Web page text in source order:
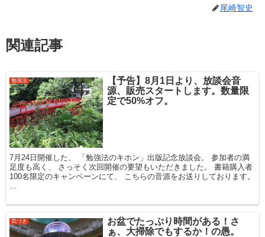
尾崎智史
関連記事
勉強法
【予告】8月1日より、放談会音
源、販売スタートします。数量限
定で50%オフ。
7月24日開催した、 「勉強法のキホン」出版記念放談会。 参加者の満
足度も高く、 さっそく次回開催の要望もいただきました。 書籍購入者
100名限定のキャンペーンにて、 こちらの音源をお送りしております。
気づき
お盆でたっぷり時間がある！さ
ぁ、大掃除でもするか！の愚。